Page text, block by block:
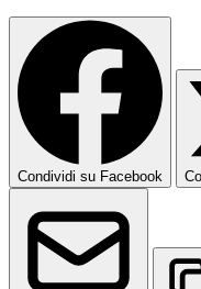
Condividi su Facebook